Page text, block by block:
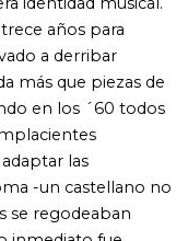
Nebbia:
Durante
como él
Pero
sobre la